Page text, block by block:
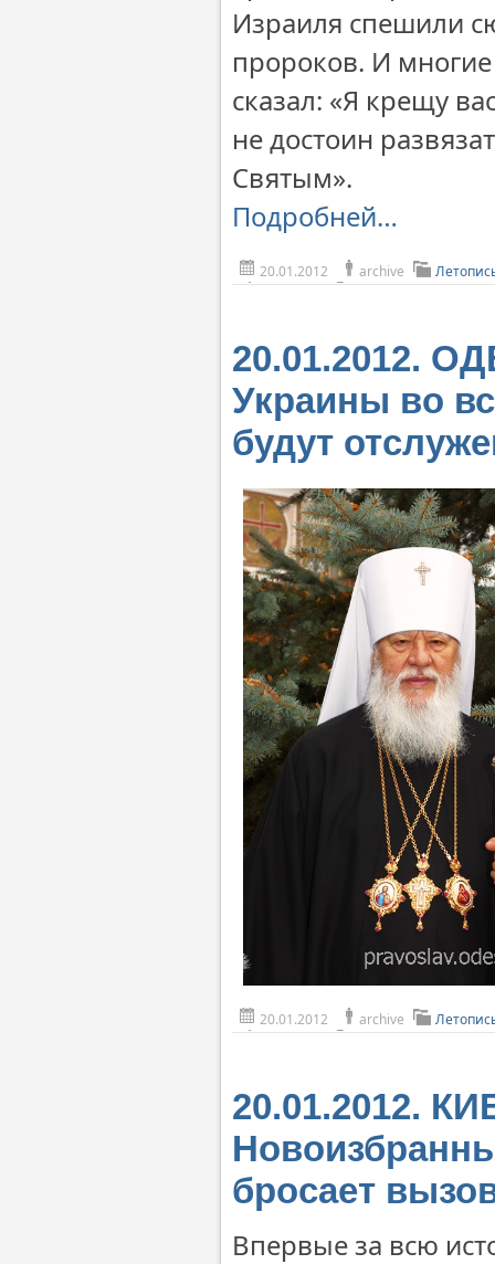
Израиля спешили
пророков. И
сказал: «Я крещу
не достоин
Святым».
Подробней…
20.01.2012 archive
20.01.2012.
Украины во
будут
20.01.2012 archive
20.01.2012.
бросает
Впервые за всю